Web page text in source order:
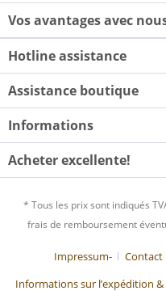
Vos avantages avec
Hotline assistance
Assistance boutique
Informations
Acheter excellente!
* Tous les prix sont indiqués
frais de remboursement
Impressum- Contact
Informations sur l’expédition